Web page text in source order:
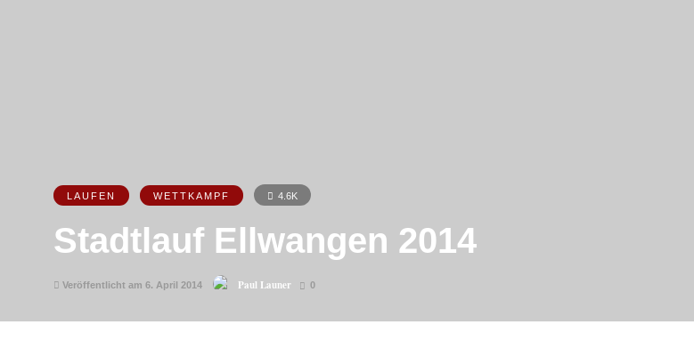
LAUFEN WETTKAMPF 4.6K
Stadtlauf Ellwangen 2014
Veröffentlicht am 6. April 2014 Paul Launer 0